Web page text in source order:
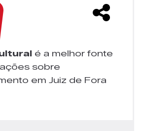
é a melhor fonte
sobre
em Juiz de Fora